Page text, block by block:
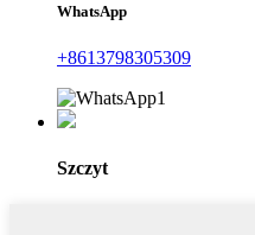
WhatsApp
+8613798305309
Szczyt